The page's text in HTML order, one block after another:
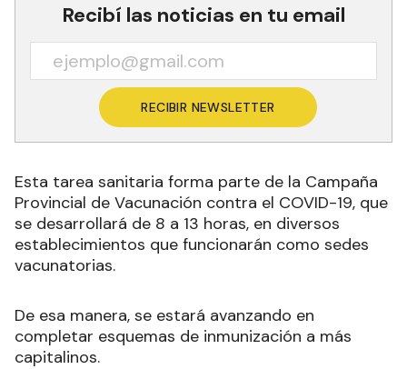
Recibí las noticias en tu email
RECIBIR NEWSLETTER
Esta tarea sanitaria forma parte de la Campaña
Provincial de Vacunación contra el COVID-19, que
se desarrollará de 8 a 13 horas, en diversos
establecimientos que funcionarán como sedes
vacunatorias.
De esa manera, se estará avanzando en
completar esquemas de inmunización a más
capitalinos.